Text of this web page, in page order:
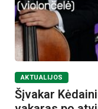
AKTUALIJOS
Šįvakar